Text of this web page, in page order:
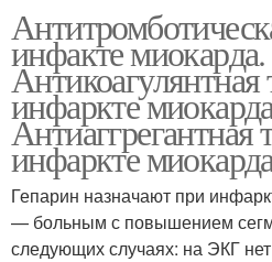
инфакте миокарда.
Антикоагулянтная
инфаркте
Антиаггрегантная
инфаркте
Гепарин назначают при
— больным с повышением
следующих случаях: на ЭКГ